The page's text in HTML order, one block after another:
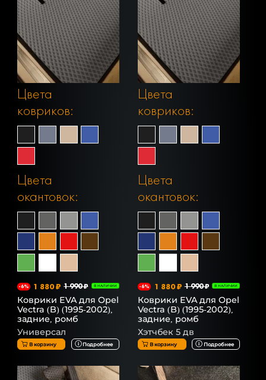
Цвета
ковриков:
Цвета
окантовок:
-6% 1 880 ₽ 1 990 ₽ В НАЛИЧИИ
Коврики EVA для Opel
Vectra (B) (1995-2002),
задние, ромб
Универсал
В корзину Подробнее
Цвета
ковриков:
Цвета
окантовок:
-6% 1 880 ₽ 1 990 ₽ В НАЛИЧИИ
Коврики EVA для Opel
Vectra (B) (1995-2002),
задние, ромб
Хэтчбек 5 дв
В корзину Подробнее